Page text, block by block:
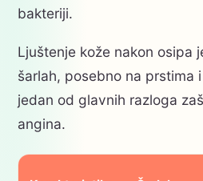
bakteriji.
Ljuštenje kože nakon osipa
šarlah, posebno na prstima
jedan od glavnih razloga
angina.